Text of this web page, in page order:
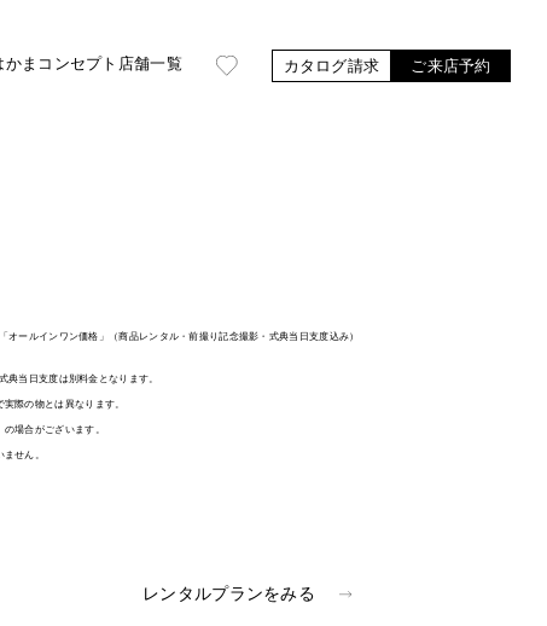
カタログ請求 ご来店予約
かま コンセプト 店舗一覧
オールインワン価格」（商品レンタル・前撮り記念撮影・式典当日支度込み）
典当日支度は別料金となります。
際の物とは異なります。
場合がございます。
せん。
レンタルプランをみる